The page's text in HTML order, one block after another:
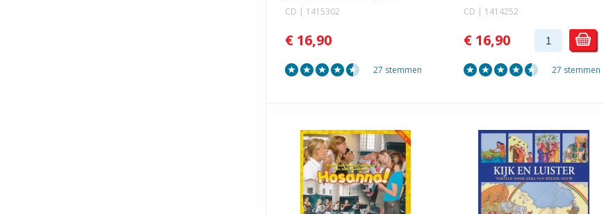
CD | 1415302
€ 16,90
27 stemmen
CD | 1414252
€ 16,90
27 stemmen